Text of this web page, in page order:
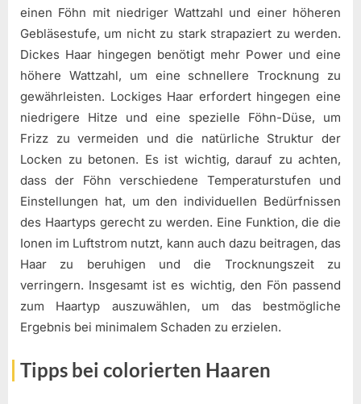
einen Föhn mit niedriger Wattzahl und einer höheren
Gebläsestufe, um nicht zu stark strapaziert zu werden.
Dickes Haar hingegen benötigt mehr Power und eine
höhere Wattzahl, um eine schnellere Trocknung zu
gewährleisten. Lockiges Haar erfordert hingegen eine
niedrigere Hitze und eine spezielle Föhn-Düse, um
Frizz zu vermeiden und die natürliche Struktur der
Locken zu betonen. Es ist wichtig, darauf zu achten,
dass der Föhn verschiedene Temperaturstufen und
Einstellungen hat, um den individuellen Bedürfnissen
des Haartyps gerecht zu werden. Eine Funktion, die die
Ionen im Luftstrom nutzt, kann auch dazu beitragen, das
Haar zu beruhigen und die Trocknungszeit zu
verringern. Insgesamt ist es wichtig, den Fön passend
zum Haartyp auszuwählen, um das bestmögliche
Ergebnis bei minimalem Schaden zu erzielen.
Tipps bei colorierten Haaren